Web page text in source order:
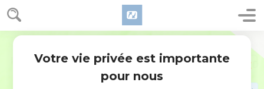
Psaumes 142
Votre vie privée est importante
pour nous